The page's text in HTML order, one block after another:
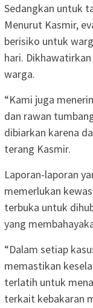
Sedangkan untuk
Menurut Kasmir,
berisiko untuk
hari.
warga.
“Kami juga
dan rawan
dibiarkan karena
terang Kasmir.
Laporan-laporan
memerlukan
terbuka untuk
yang
“Dalam setiap
memastikan
terlatih untuk
terkait kebakaran